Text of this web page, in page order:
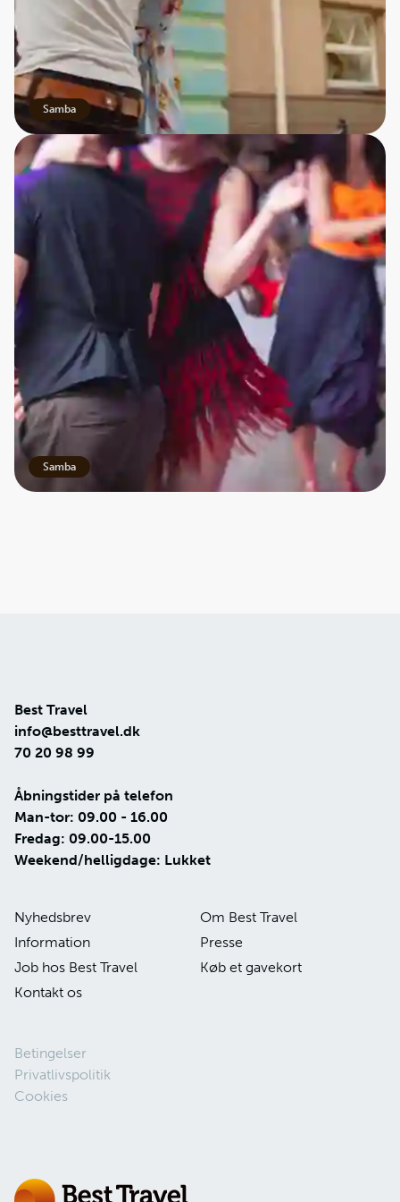
Samba
Samba
Oplev sambaens magi med Best Travel
At opleve samba i Brasilien er ikke kun at se en dans – det
er at blive en del af en kultur, hvor rytme, musik og
bevægelse binder folk sammen. På vores rundrejse får du
mulighed for at opleve denne magi helt tæt på – og det er
svært ikke at blive revet med af både rytmen og
stemningen.
Så tag med Best Travel til Brasilien og mærk, hvordan
hjertet slår i takt med sambaens rytme. For nok kender du
dansen fra fjernsynet – men intet slår følelsen af at stå
midt i den, omgivet af farver, musik og ægte livsglæde.
Best Travel
info@besttravel.dk
70 20 98 99
Åbningstider på telefon
Man-tor: 09.00 - 16.00
Fredag: 09.00-15.00
Weekend/helligdage: Lukket
Nyhedsbrev
Om Best Travel
Information
Presse
Job hos Best Travel
Køb et gavekort
Kontakt os
Betingelser
Privatlivspolitik
Cookies